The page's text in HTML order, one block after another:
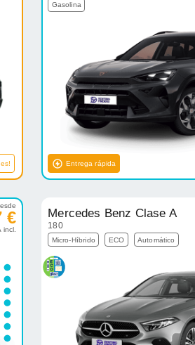
Gasolina
Entrega rápida
€
incl.
Mercedes Benz Clase A
180
Micro-Híbrido ECO Automático